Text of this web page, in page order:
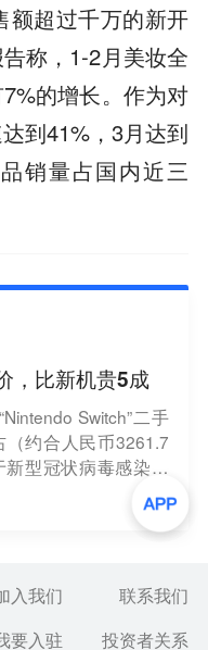
额超过千万的新开
称，1-2月美妆全
的增长。作为对
到41%，3月达到
销量占国内近三
，比新机贵5成
Switch”二手
约合人民币3261.7
型冠状病毒感染扩
，加上日本政府要求
费”，Switch在日本一
入我们
联系我们
要入驻 投资者关系